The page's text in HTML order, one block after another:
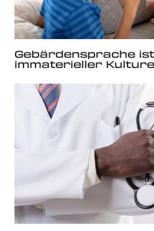
Gebärdensprache
immaterieller